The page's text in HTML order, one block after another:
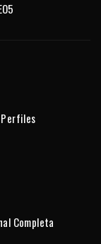
Completa